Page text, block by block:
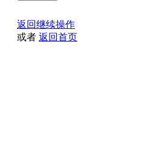
返回继续操作
或者 返回首页